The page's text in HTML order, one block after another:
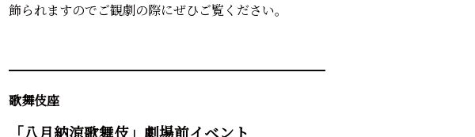
飾られますのでご観劇の際にぜひご覧ください。
━━━━━━━━━━━━━━━━━━━━━━━━━
歌舞伎座
「八月納涼歌舞伎」劇場前イベント